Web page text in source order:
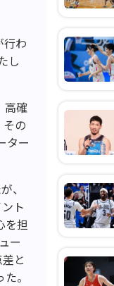
行わ
し
高確
の
ター
、
ト
を担
ー
と
。